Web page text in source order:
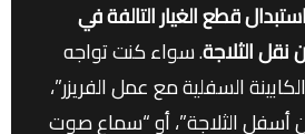
قطع الغيار التالفة في
نقل الثلاجة. سواء كنت تواجه
السفلية مع عمل الفريزر”،
أسفل الثلاجة”، أو “سماع صوت